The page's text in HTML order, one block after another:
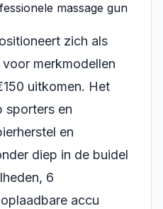
massage gun
zich als
merkmodellen
uitkomen. Het
sporters en
en
diep in de buidel
6
accu